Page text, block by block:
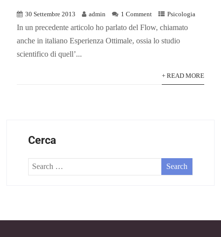
30 Settembre 2013 admin 1 Comment Psicologia
In un precedente articolo ho parlato del Flow, chiamato
anche in italiano Esperienza Ottimale, ossia lo studio
scientifico di quell’...
+ READ MORE
Cerca